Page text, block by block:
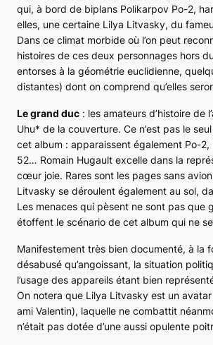
qui, à bord de biplans Polikarpov Po-2,
elles, une certaine Lilya Litvasky, du
Dans ce climat morbide où l’on peut
histoires de ces deux personnages hors
entorses à la géométrie euclidienne,
distantes) dont on comprend qu’elles
Le grand duc : les amateurs d’histoire de
Uhu* de la couverture. Ce n’est pas le
cet album : apparaissent également Po-2,
52… Romain Hugault excelle dans la
cœur joie. Rares sont les pages sans
Litvasky se déroulent également au sol,
Les menaces qui pèsent ne sont pas que
étoffent le scénario de cet album qui ne
Manifestement très bien documenté, à la
désabusé qu’angoissant, la situation
l’usage des appareils étant bien
On notera que Lilya Litvasky est un
ami Valentin), laquelle ne combattit
n’était pas dotée d’une aussi opulente